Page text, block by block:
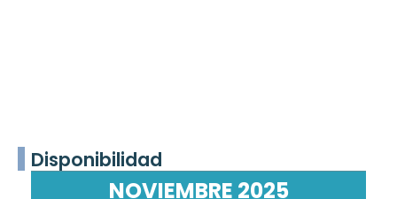
Disponibilidad
NOVIEMBRE 2025